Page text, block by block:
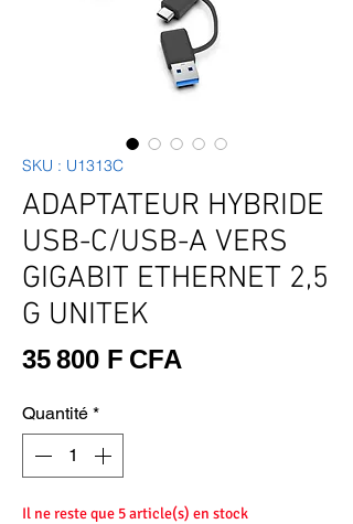
SKU : U1313C
ADAPTATEUR HYBRIDE
USB-C/USB-A VERS
GIGABIT ETHERNET 2,5
G UNITEK
35 800 F CFA
Quantité *
Il ne reste que 5 article(s) en stock